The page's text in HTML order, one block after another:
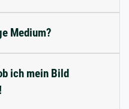
Medium?
ich mein Bild